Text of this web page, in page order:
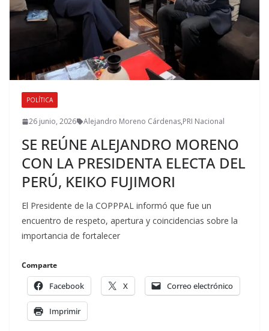
POLÍTICA
26 junio, 2026 Alejandro Moreno Cárdenas,PRI Nacional
SE REÚNE ALEJANDRO MORENO
CON LA PRESIDENTA ELECTA DEL
PERÚ, KEIKO FUJIMORI
El Presidente de la COPPPAL informó que fue un
encuentro de respeto, apertura y coincidencias sobre la
importancia de fortalecer
Comparte
Facebook X Correo electrónico
Imprimir